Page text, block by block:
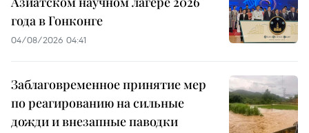
года в Гонконге
04/08/2026 04:41
Заблаговременное принятие мер
по реагированию на сильные
дожди и внезапные паводки